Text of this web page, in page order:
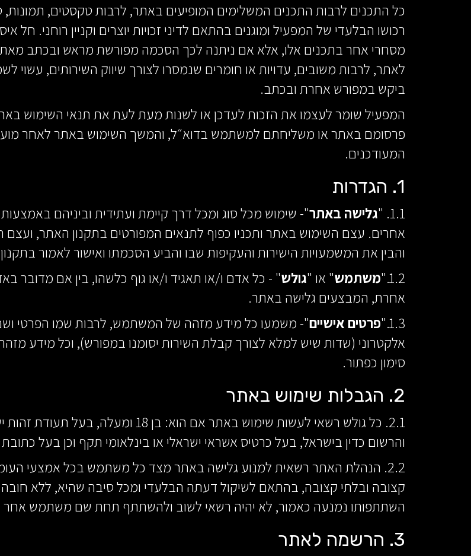
כל התכנים לרבות התכנים המשלימים המופיעים באתר, לרבות טקסטים, תמונות,
רכושו הבלעדי של המפעיל ומוגנים בהתאם לדיני זכויות יוצרים וקניין רוחני.
מסחרי אחר בתכנים אלו, אלא אם ניתנה לכך הסכמה מפורשת מראש ובכתב
לאתר, לרבות משובים, עדויות או חומרים שנמסרו לצורך שיווק השירותים, עשוי
ביקש במפורש אחרת ובכתב.
המפעיל שומר לעצמו את הזכות לעדכן או לשנות מעת לעת את תנאי השימוש
פרסומם באתר או משליחתם למשתמש בדוא״ל, והמשך השימוש באתר לאחר
המעודכנים.
1. הגדרות
1.1. " גלישה באתר"- שימוש מכל סוג ומכל דרך קיימת ועתידית וביניהם
אחרים. עצם השימוש באתר ותכניו כפוף לתנאים המפורטים בתקנון האתר,
והבין את המשמעויות הישירות והעקיפות שבו והביע הסכמתו ואישור לאמור
1.2." משתמש" או "גולש" - כל אדם ו/או תאגיד ו/או גוף כלשהו, בין אם מדובר
אחרת, המבצעים גלישה באתר.
1.3." פרטים אישיים"- משמעו כל מידע מזהה של המשתמש, לרבות שמו הפרטי
אלקטרוני (שדות שיש למלא לצורך קבלת השירות יסומנו במפורש), וכל מידע
סימון כפתור.
2. הגבלות שימוש באתר
2.1. כל גולש רשאי לעשות שימוש באתר אם
והרשום כדין בישראל, בעל כרטיס אשראי ישראלי או בינלאומי תקף וכן בעל
2.2. הנהלת האתר רשאית למנוע גלישה באתר מצד כל משתמש בכל אמצעי
קצובה ובלתי קצובה, בהתאם לשיקול דעתה הבלעדי ומכל סיבה שהיא, ללא
השתתפותו נמנעה כאמור, לא יהיה רשאי לשוב ולהשתתף תחת שם משתמש אחר
3. הרשמה לאתר